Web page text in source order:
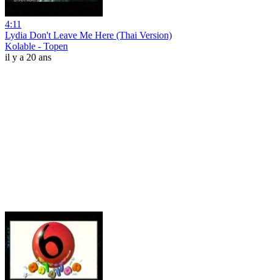
4:11
Lydia Don't Leave Me Here (Thai Version)
Kolable - Topen
il y a 20 ans